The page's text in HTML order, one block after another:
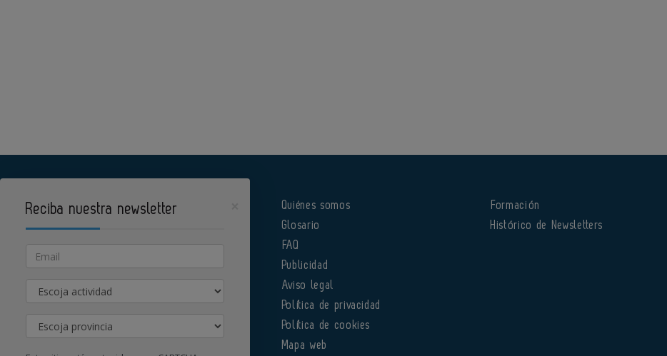
Órgano institucional de la AEFI
Quiénes somos
Glosario
FAQ
Publicidad
Aviso legal
Política de privacidad
Política de cookies
Mapa web
Formación
Histórico de Newsletters
Reciba nuestra newsletter
Email
Actividad
Provincia